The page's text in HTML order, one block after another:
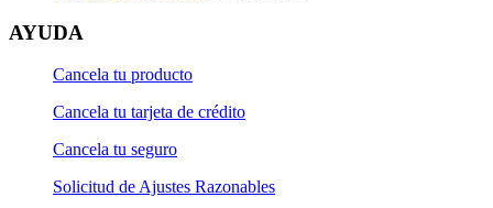
AYUDA
Cancela tu producto
Cancela tu tarjeta de crédito
Cancela tu seguro
Solicitud de Ajustes Razonables